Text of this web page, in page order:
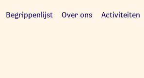
Begrippenlijst Over ons Activiteiten